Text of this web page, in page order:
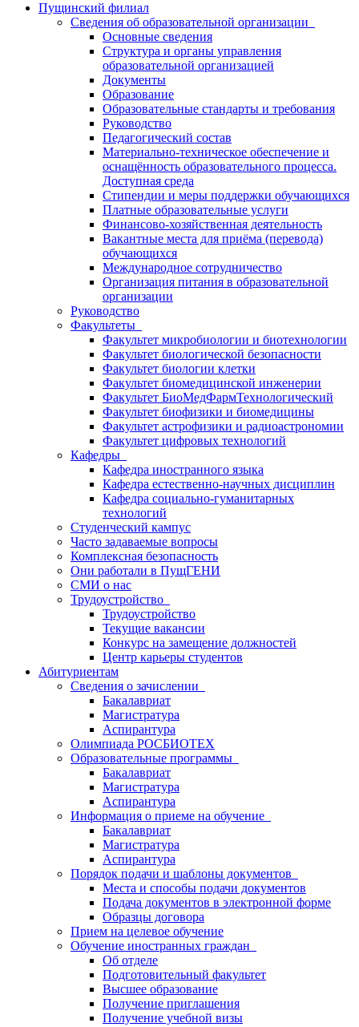
Пущинский филиал
Сведения об образовательной организации
Основные сведения
Структура и органы управления
образовательной организацией
Документы
Образование
Образовательные стандарты и требования
Руководство
Педагогический состав
Материально-техническое обеспечение и
оснащённость образовательного процесса.
Доступная среда
Стипендии и меры поддержки обучающихся
Платные образовательные услуги
Финансово-хозяйственная деятельность
Вакантные места для приёма (перевода)
обучающихся
Международное сотрудничество
Организация питания в образовательной
организации
Руководство
Факультеты
Факультет микробиологии и биотехнологии
Факультет биологической безопасности
Факультет биологии клетки
Факультет биомедицинской инженерии
Факультет БиоМедФармТехнологический
Факультет биофизики и биомедицины
Факультет астрофизики и радиоастрономии
Факультет цифровых технологий
Кафедры
Кафедра иностранного языка
Кафедра естественно-научных дисциплин
Кафедра социально-гуманитарных
технологий
Студенческий кампус
Часто задаваемые вопросы
Комплексная безопасность
Они работали в ПущГЕНИ
СМИ о нас
Трудоустройство
Трудоустройство
Текущие вакансии
Конкурс на замещение должностей
Центр карьеры студентов
Абитуриентам
Сведения о зачислении
Бакалавриат
Магистратура
Аспирантура
Олимпиада РОСБИОТЕХ
Образовательные программы
Бакалавриат
Магистратура
Аспирантура
Информация о приеме на обучение
Бакалавриат
Магистратура
Аспирантура
Порядок подачи и шаблоны документов
Места и способы подачи документов
Подача документов в электронной форме
Образцы договора
Прием на целевое обучение
Обучение иностранных граждан
Об отделе
Подготовительный факультет
Высшее образование
Получение приглашения
Получение учебной визы